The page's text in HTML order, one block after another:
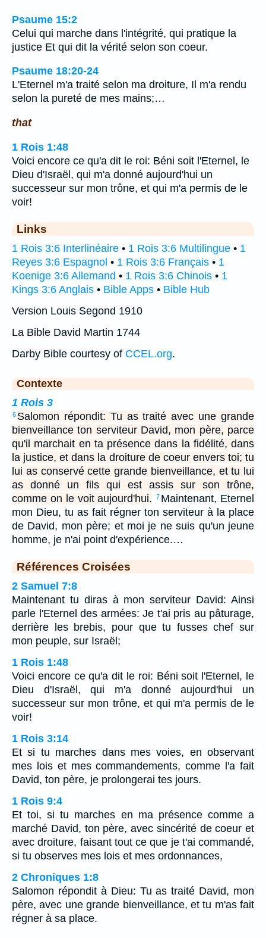
Psaume 15:2
Celui qui marche dans l'intégrité, qui pratique la
justice Et qui dit la vérité selon son coeur.
Psaume 18:20-24
L'Eternel m'a traité selon ma droiture, Il m'a rendu
selon la pureté de mes mains;…
that
1 Rois 1:48
Voici encore ce qu'a dit le roi: Béni soit l'Eternel, le
Dieu d'Israël, qui m'a donné aujourd'hui un
successeur sur mon trône, et qui m'a permis de le
voir!
Links
1 Rois 3:6 Interlinéaire • 1 Rois 3:6 Multilingue • 1
Reyes 3:6 Espagnol • 1 Rois 3:6 Français • 1
Koenige 3:6 Allemand • 1 Rois 3:6 Chinois • 1
Kings 3:6 Anglais • Bible Apps • Bible Hub
Version Louis Segond 1910
La Bible David Martin 1744
Darby Bible courtesy of CCEL.org.
Contexte
1 Rois 3
6 Salomon répondit: Tu as traité avec une grande
bienveillance ton serviteur David, mon père, parce
qu'il marchait en ta présence dans la fidélité, dans
la justice, et dans la droiture de coeur envers toi; tu
lui as conservé cette grande bienveillance, et tu lui
as donné un fils qui est assis sur son trône,
comme on le voit aujourd'hui.
7 Maintenant, Eternel
mon Dieu, tu as fait régner ton serviteur à la place
de David, mon père; et moi je ne suis qu'un jeune
homme, je n'ai point d'expérience.…
Références Croisées
2 Samuel 7:8
Maintenant tu diras à mon serviteur David: Ainsi
parle l'Eternel des armées: Je t'ai pris au pâturage,
derrière les brebis, pour que tu fusses chef sur
mon peuple, sur Israël;
1 Rois 1:48
Voici encore ce qu'a dit le roi: Béni soit l'Eternel, le
Dieu d'Israël, qui m'a donné aujourd'hui un
successeur sur mon trône, et qui m'a permis de le
voir!
1 Rois 3:14
Et si tu marches dans mes voies, en observant
mes lois et mes commandements, comme l'a fait
David, ton père, je prolongerai tes jours.
1 Rois 9:4
Et toi, si tu marches en ma présence comme a
marché David, ton père, avec sincérité de coeur et
avec droiture, faisant tout ce que je t'ai commandé,
si tu observes mes lois et mes ordonnances,
2 Chroniques 1:8
Salomon répondit à Dieu: Tu as traité David, mon
père, avec une grande bienveillance, et tu m'as fait
régner à sa place.